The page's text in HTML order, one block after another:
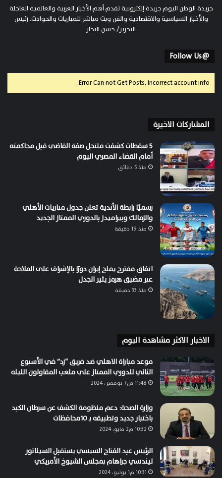
جريدة الوطن اليوم جريدة إلكترونية تقدم أهم الأخبار العربية والعالمية العاجلة
والأخبار السياسية والاقتصادية والفن وبث مباشر للمباريات والحوادث. رئيس
التحرير/ حسن النجار
@Follow Us
Error Can not Get Posts, Incorrect account info.
المشاركات الاخيرة
5 سقطات كشفت منتحل صفة القاضي قبل محاكمته
أمام القضاء المصري اليوم
منذ 5 دقائق
رسميًا رابطة الأندية تعلن جدول مباريات الأهلي
والزمالك وبيراميدز بالدوري الممتاز الجديد
منذ 19 دقيقة
اتفاق مقترح يمنح إيران دورًا بالإشراف على الملاحة
عبر مضيق هرمز يثير الجدل
منذ 33 دقيقة
الاخبار الاكثر مشاهدة اليوم
موعد مباراة الاهلي ضد فريق “زد” في الأسبوع
الثاني للدوري الممتاز علي ملعب المقاولون الليله
11:48 ص7 نوفمبر، 2024
وزارة الصحة: دعم منظومة الكشف عن سرطان الكبد
باختبار جديد وتطبيقه بـ 10محافظات
10:32 م2 مايو، 2024
الرئيس عبد الفتاح السيسي يستقبل السيناتور
ليندسي جراهام بمجلس الشيوخ الأمريكي
10:31 م1 يونيو، 2024